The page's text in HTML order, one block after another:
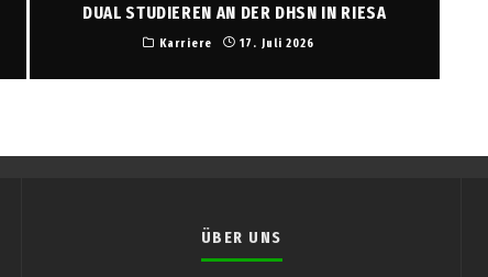
DUAL STUDIEREN AN DER DHSN IN RIESA
Karriere 17. Juli 2026
ÜBER UNS